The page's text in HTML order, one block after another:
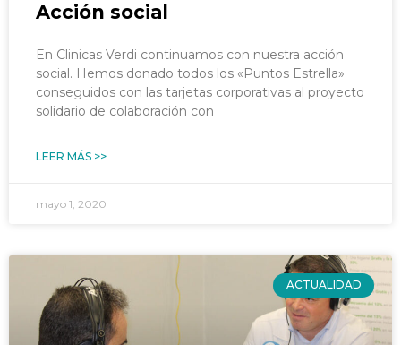
Acción social
En Clinicas Verdi continuamos con nuestra acción
social. Hemos donado todos los «Puntos Estrella»
conseguidos con las tarjetas corporativas al proyecto
solidario de colaboración con
LEER MÁS >>
mayo 1, 2020
ACTUALIDAD